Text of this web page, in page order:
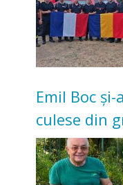
Emil Boc
culese din
nu poate